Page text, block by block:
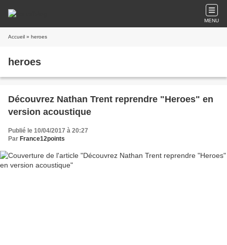
MENU
Accueil » heroes
heroes
Découvrez Nathan Trent reprendre "Heroes" en
version acoustique
Publié le 10/04/2017 à 20:27
Par France12points